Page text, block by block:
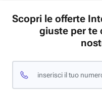
Scopri le offerte
giuste per te
inserisci il tuo